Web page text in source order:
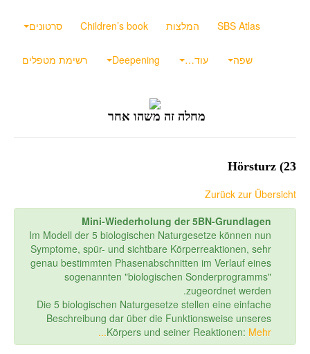
סרטונים Children’s book המלצות SBS Atlas
רשימת מטפלים Deepening עוד… שפה
מחלה זה משהו אחר
23) Hörsturz
Zurück zur Übersicht
Mini-Wiederholung der 5BN-Grundlagen
Im Modell der 5 biologischen Naturgesetze können nun
Symptome, spür- und sichtbare Körperreaktionen, sehr
genau bestimmten Phasenabschnitten im Verlauf eines
sogenannten "biologischen Sonderprogramms"
zugeordnet werden.
Die 5 biologischen Naturgesetze stellen eine einfache
Beschreibung dar über die Funktionsweise unseres
Körpers und seiner Reaktionen: Mehr...